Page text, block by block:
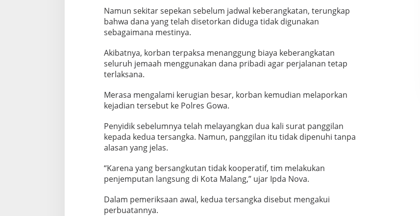
Namun sekitar sepekan sebelum jadwal keberangkatan, terungkap
bahwa dana yang telah disetorkan diduga tidak digunakan
sebagaimana mestinya.
Akibatnya, korban terpaksa menanggung biaya keberangkatan
seluruh jemaah menggunakan dana pribadi agar perjalanan tetap
terlaksana.
Merasa mengalami kerugian besar, korban kemudian melaporkan
kejadian tersebut ke Polres Gowa.
Penyidik sebelumnya telah melayangkan dua kali surat panggilan
kepada kedua tersangka. Namun, panggilan itu tidak dipenuhi tanpa
alasan yang jelas.
“Karena yang bersangkutan tidak kooperatif, tim melakukan
penjemputan langsung di Kota Malang,” ujar Ipda Nova.
Dalam pemeriksaan awal, kedua tersangka disebut mengakui
perbuatannya.